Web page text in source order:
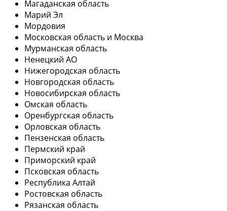
Магаданская область
Марий Эл
Мордовия
Московская область и Москва
Мурманская область
Ненецкий АО
Нижегородская область
Новгородская область
Новосибирская область
Омская область
Оренбургская область
Орловская область
Пензенская область
Пермский край
Приморский край
Псковская область
Республика Алтай
Ростовская область
Рязанская область